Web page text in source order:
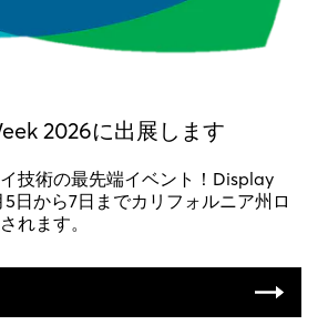
2026に出展します
技術の最先端イベント！Display
日から7日までカリフォルニア州ロ
れます。